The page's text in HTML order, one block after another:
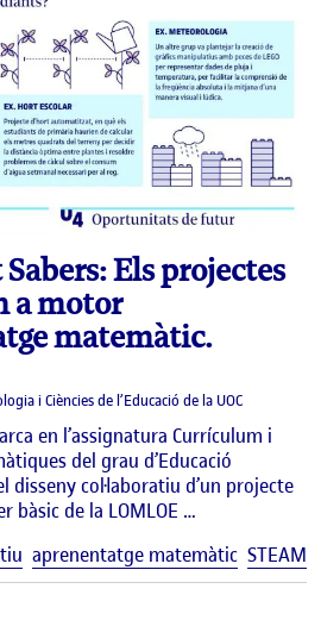
Els projectes
a motor
matemàtic.
i Ciències de l’Educació de la UOC
en l’assignatura Currículum i
del grau d’Educació
disseny col·laboratiu d’un projecte
bàsic de la LOMLOE …
aprenentatge matemàtic STEAM